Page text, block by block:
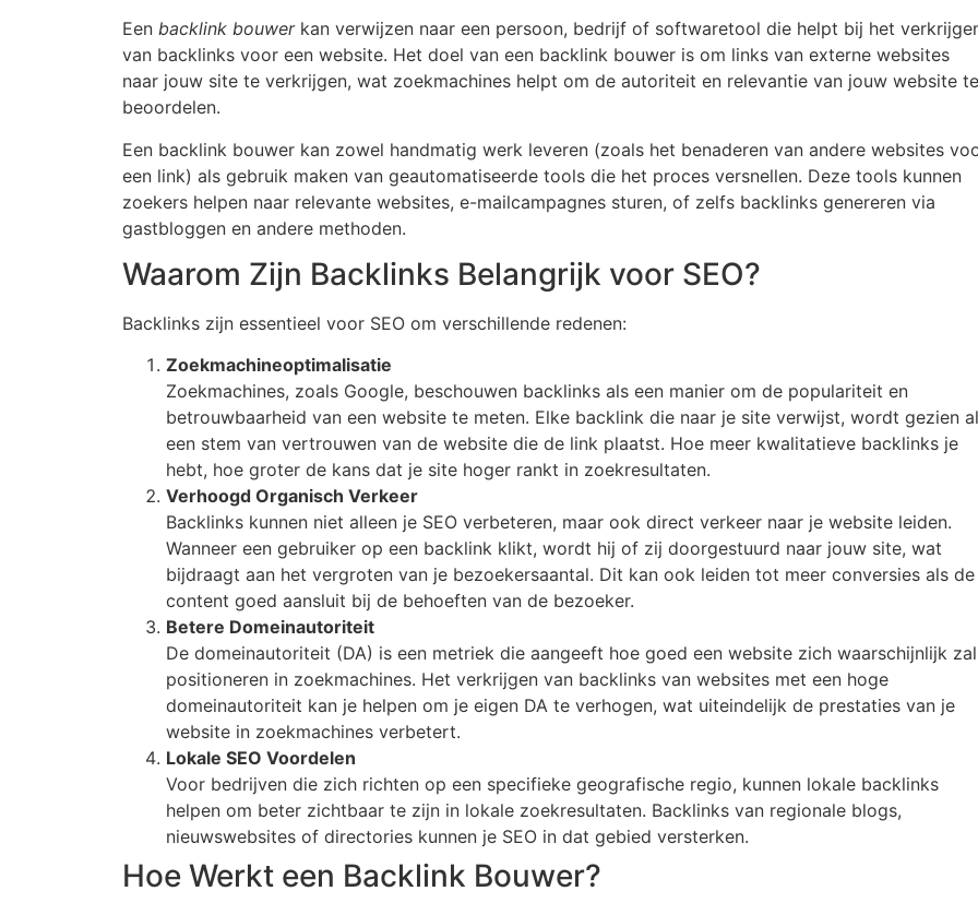
Een backlink bouwerkan verwijzen naar een persoon, bedrijf of softwaretool die helpt bij het
van backlinks voor een website. Het doel van een backlink bouwer is om links van externe websites
naar jouw site te verkrijgen, wat zoekmachines helpt om de autoriteit en relevantie van jouw website te
beoordelen.
Een backlink bouwer kan zowel handmatig werk leveren (zoals het benaderen van andere websites
een link) als gebruik maken van geautomatiseerde tools die het proces versnellen. Deze tools kunnen
zoekers helpen naar relevante websites, e-mailcampagnes sturen, of zelfs backlinks genereren via
gastbloggen en andere methoden.
Waarom Zijn Backlinks Belangrijk voor SEO?
Backlinks zijn essentieel voor SEO om verschillende redenen:
Zoekmachineoptimalisatie
Zoekmachines, zoals Google, beschouwen backlinks als een manier om de populariteit en
betrouwbaarheid van een website te meten. Elke backlink die naar je site verwijst, wordt gezien
een stem van vertrouwen van de website die de link plaatst. Hoe meer kwalitatieve backlinks je
hebt, hoe groter de kans dat je site hoger rankt in zoekresultaten.
Verhoogd Organisch Verkeer
Backlinks kunnen niet alleen je SEO verbeteren, maar ook direct verkeer naar je website leiden.
Wanneer een gebruiker op een backlink klikt, wordt hij of zij doorgestuurd naar jouw site, wat
bijdraagt aan het vergroten van je bezoekersaantal. Dit kan ook leiden tot meer conversies als de
content goed aansluit bij de behoeften van de bezoeker.
Betere Domeinautoriteit
De domeinautoriteit (DA) is een metriek die aangeeft hoe goed een website zich waarschijnlijk zal
positioneren in zoekmachines. Het verkrijgen van backlinks van websites met een hoge
domeinautoriteit kan je helpen om je eigen DA te verhogen, wat uiteindelijk de prestaties van je
website in zoekmachines verbetert.
Lokale SEO Voordelen
Voor bedrijven die zich richten op een specifieke geografische regio, kunnen lokale backlinks
helpen om beter zichtbaar te zijn in lokale zoekresultaten. Backlinks van regionale blogs,
nieuwswebsites of directories kunnen je SEO in dat gebied versterken.
Hoe Werkt een Backlink Bouwer?